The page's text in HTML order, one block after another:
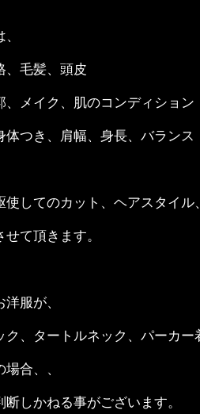
、毛髪、頭皮
、メイク、肌のコンディション
体つき、肩幅、身長、バランス
使してのカット、ヘアスタイル
せて頂きます。
洋服が、
ク、タートルネック、パーカー
合、、
断しかねる事がございます。